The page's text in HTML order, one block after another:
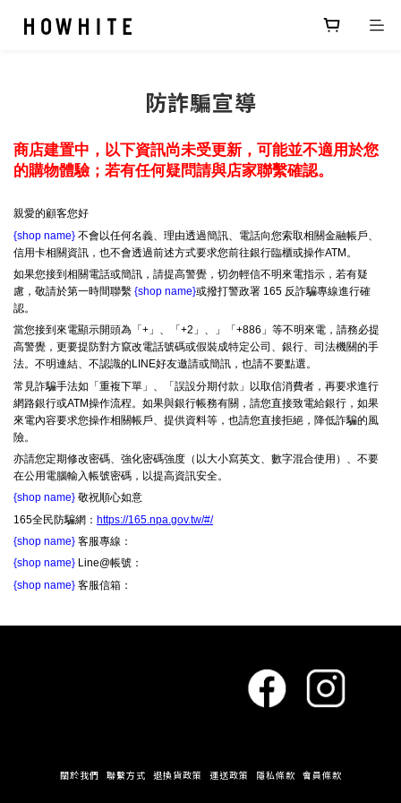
防詐騙宣導
商店建置中，以下資訊尚未受更新，可能並不適用於您
的購物體驗；若有任何疑問請與店家聯繫確認。
親愛的顧客您好
{shop name} 不會以任何名義、理由透過簡訊、電話向您索取相關金融帳戶、
信用卡相關資訊，也不會透過前述方式要求您前往銀行臨櫃或操作ATM。
如果您接到相關電話或簡訊，請提高警覺，切勿輕信不明來電指示，若有疑
慮，敬請於第一時間聯繫 {shop name}或撥打警政署 165 反詐騙專線進行確
認。
當您接到來電顯示開頭為「+」、「+2」、」「+886」等不明來電，請務必提
高警覺，更要提防對方竄改電話號碼或假裝成特定公司、銀行、司法機關的手
法。不明連結、不認識的LINE好友邀請或簡訊，也請不要點選。
常見詐騙手法如「重複下單」、「誤設分期付款」以取信消費者，再要求進行
網路銀行或ATM操作流程。如果與銀行帳務有關，請您直接致電給銀行，如果
來電內容要求您操作相關帳戶、提供資料等，也請您直接拒絕，降低詐騙的風
險。
亦請您定期修改密碼、強化密碼強度（以大小寫英文、數字混合使用）、不要
在公用電腦輸入帳號密碼，以提高資訊安全。
{shop name} 敬祝順心如意
165全民防騙網： https://165.npa.gov.tw/#/
{shop name} 客服專線：
{shop name} Line@帳號：
{shop name} 客服信箱：
關於我們 聯繫方式 退換貨政策 運送政策 隱私條款 會員條款